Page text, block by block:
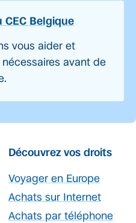
CEC Belgique
vous aider et
avant de
Découvrez vos droits
Voyager en Europe
Achats sur Internet
Achats par téléphone